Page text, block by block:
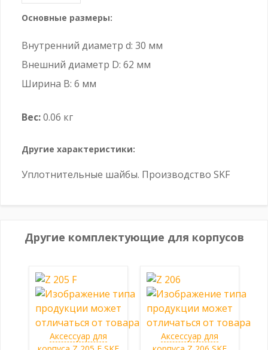
Основные размеры:
Внутренний диаметр d: 30 мм
Внешний диаметр D: 62 мм
Ширина B: 6 мм
Вес:0.06 кг
Другие характеристики:
Уплотнительные шайбы. Производство SKF
Другие комплектующие для корпусов
Аксессуар для
Аксессуар для